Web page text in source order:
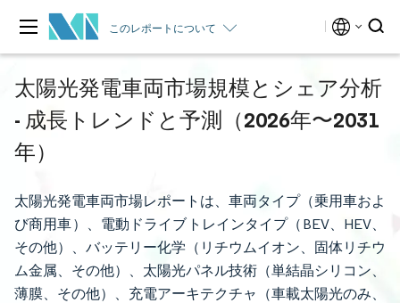
このレポートについて
太陽光発電車両市場規模とシェア分析
- 成長トレンドと予測（2026年〜2031
年）
太陽光発電車両市場レポートは、車両タイプ（乗用車およ
び商用車）、電動ドライブトレインタイプ（BEV、HEV、
その他）、バッテリー化学（リチウムイオン、固体リチウ
ム金属、その他）、太陽光パネル技術（単結晶シリコン、
薄膜、その他）、充電アーキテクチャ（車載太陽光のみ、